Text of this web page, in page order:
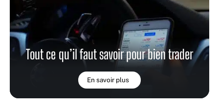
Tout ce qu’il faut savoir pour bien trader
En savoir plus